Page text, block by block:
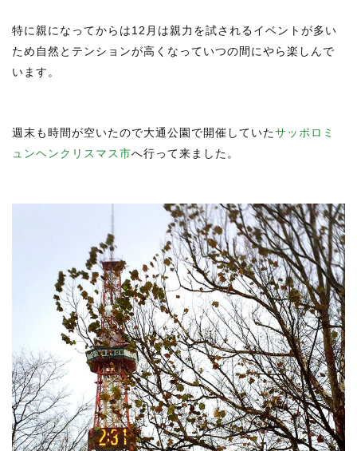
特に親になってからは12月は親力を試されるイベントが多い
ため自然とテンションが高くなっていつの間にやら楽しんで
います。
週末も時間が空いたので大通公園で開催していたサッポロミ
ュンヘンクリスマス市へ行って来ました。